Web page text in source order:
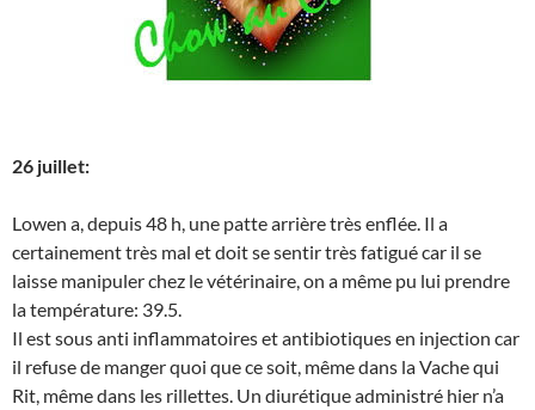
26 juillet:
Lowen a, depuis 48 h, une patte arrière très enflée. Il a
certainement très mal et doit se sentir très fatigué car il se
laisse manipuler chez le vétérinaire, on a même pu lui prendre
la température: 39.5.
Il est sous anti inflammatoires et antibiotiques en injection car
il refuse de manger quoi que ce soit, même dans la Vache qui
Rit, même dans les rillettes. Un diurétique administré hier n’a